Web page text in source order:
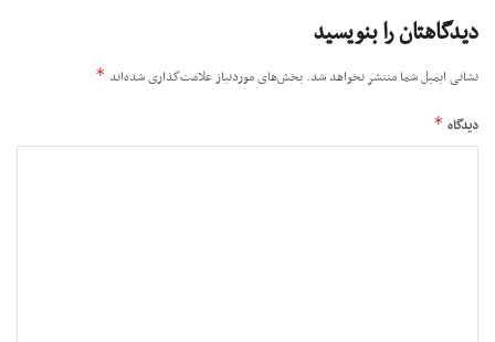
دیدگاهتان را بنویسید
نشانی ایمیل شما منتشر نخواهد شد. بخش‌های موردنیاز علامت‌گذاری شده‌اند *
دیدگاه *